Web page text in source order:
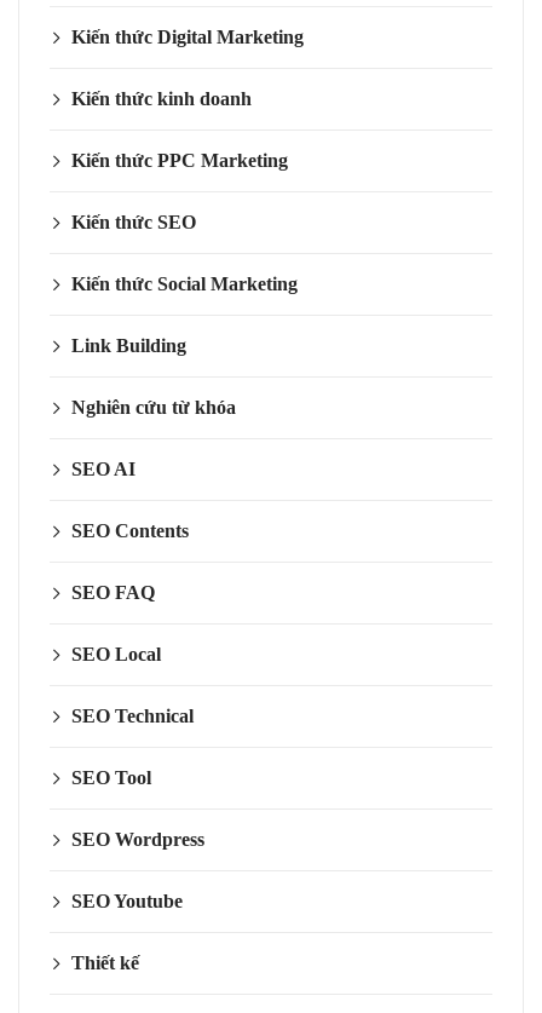
Kiến thức Digital Marketing
Kiến thức kinh doanh
Kiến thức PPC Marketing
Kiến thức SEO
Kiến thức Social Marketing
Link Building
Nghiên cứu từ khóa
SEO AI
SEO Contents
SEO FAQ
SEO Local
SEO Technical
SEO Tool
SEO Wordpress
SEO Youtube
Thiết kế